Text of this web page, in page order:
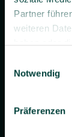
Partner
weiteren
haben oder
Notwendig
Präferenzen